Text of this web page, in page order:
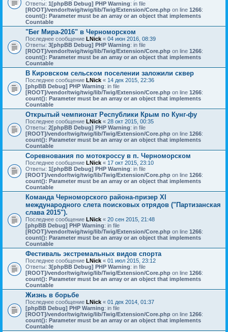
Ответы: 1 [phpBB Debug] PHP Warning: in file
[ROOT]/vendor/twig/twig/lib/Twig/Extension/Core.php on line 1266:
count(): Parameter must be an array or an object that implements
Countable
"Бег Мира-2016" в Черноморском
Последнее сообщение LNick « 04 июн 2016, 08:39
Ответы: 3[phpBB Debug] PHP Warning: in file
[ROOT]/vendor/twig/twig/lib/Twig/Extension/Core.php on line 1266:
count(): Parameter must be an array or an object that implements
Countable
В Кировском сельском поселении заложили сквер
Последнее сообщение LNick « 14 дек 2015, 22:36
[phpBB Debug] PHP Warning: in file
[ROOT]/vendor/twig/twig/lib/Twig/Extension/Core.php on line 1266:
count(): Parameter must be an array or an object that implements
Countable
Открытый чемпионат Республики Крым по Кунг-фу
Последнее сообщение LNick « 28 окт 2015, 00:35
Ответы: 2[phpBB Debug] PHP Warning: in file
[ROOT]/vendor/twig/twig/lib/Twig/Extension/Core.php on line 1266:
count(): Parameter must be an array or an object that implements
Countable
Соревнования по мотокроссу в п. Черноморском
Последнее сообщение LNick « 17 окт 2015, 23:10
Ответы: 1 [phpBB Debug] PHP Warning: in file
[ROOT]/vendor/twig/twig/lib/Twig/Extension/Core.php on line 1266:
count(): Parameter must be an array or an object that implements
Countable
Команда Черноморского района-призер XI
международного слета поисковых отрядов ("Партизанская
слава 2015").
Последнее сообщение LNick « 20 сен 2015, 21:48
[phpBB Debug] PHP Warning: in file
[ROOT]/vendor/twig/twig/lib/Twig/Extension/Core.php on line 1266:
count(): Parameter must be an array or an object that implements
Countable
Фестиваль экстремальных видов спорта
Последнее сообщение LNick « 01 июл 2015, 23:12
Ответы: 3[phpBB Debug] PHP Warning: in file
[ROOT]/vendor/twig/twig/lib/Twig/Extension/Core.php on line 1266:
count(): Parameter must be an array or an object that implements
Countable
Жизнь в борьбе
Последнее сообщение LNick « 01 дек 2014, 01:37
[phpBB Debug] PHP Warning: in file
[ROOT]/vendor/twig/twig/lib/Twig/Extension/Core.php on line 1266:
count(): Parameter must be an array or an object that implements
Countable